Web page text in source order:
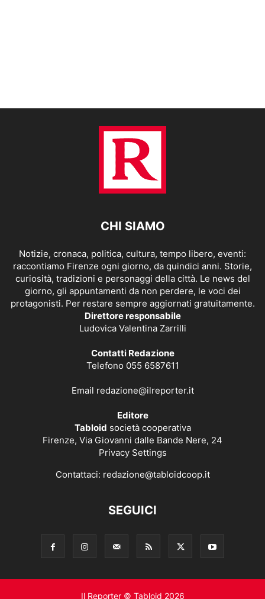
CHI SIAMO
Notizie, cronaca, politica, cultura, tempo libero, eventi:
raccontiamo Firenze ogni giorno, da quindici anni. Storie,
curiosità, tradizioni e personaggi della città. Le news del
giorno, gli appuntamenti da non perdere, le voci dei
protagonisti. Per restare sempre aggiornati gratuitamente.
Direttore responsabile
Ludovica Valentina Zarrilli
Contatti Redazione
Telefono 055 6587611
Email redazione@ilreporter.it
Editore
Tabloid società cooperativa
Firenze, Via Giovanni dalle Bande Nere, 24
Privacy Settings
Contattaci: redazione@tabloidcoop.it
SEGUICI
Il Reporter © Tabloid 2026